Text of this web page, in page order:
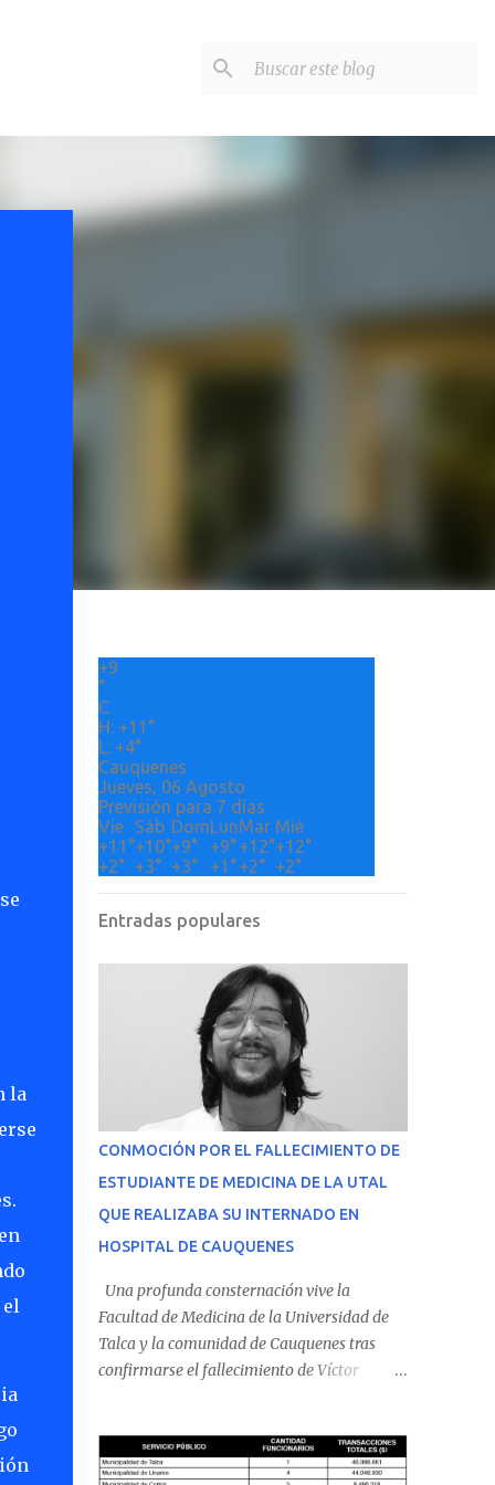
la
el
+9
°
C
H: +11°
L: +4°
Cauquenes
Jueves, 06 Agosto
Previsión para 7 días
Vie
Sáb DomLunMar Mié
+11°+10°+9° +9°+12°+12°
+2° +3° +3° +1°+2° +2°
Entradas populares
CONMOCIÓN POR EL FALLECIMIENTO DE
ESTUDIANTE DE MEDICINA DE LA UTAL
QUE REALIZABA SU INTERNADO EN
HOSPITAL DE CAUQUENES
Una profunda consternación vive la
Facultad de Medicina de la Universidad de
Talca y la comunidad de Cauquenes tras
confirmarse el fallecimiento de Víctor
Cauquenes. De acuerdo con los antecedentes
conocidos, el joven se presentó a cumplir su